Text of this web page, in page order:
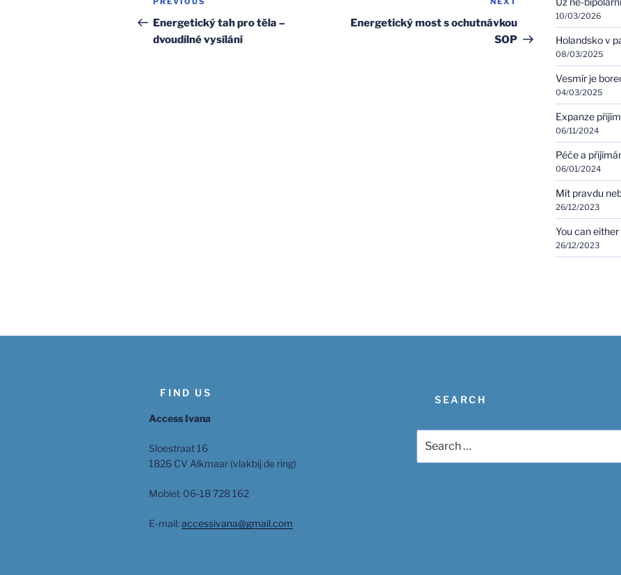
navigation
Previous
Post
Energetický tah pro těla –
dvoudílné vysílání
Post
Energetický most s ochutnávkou
SOP
10/03/2026
Holandsko v
08/03/2025
Vesmír je
04/03/2025
Expanze
06/11/2024
Péče a
06/01/2024
Mít pravdu
26/12/2023
You can
26/12/2023
FIND US
Access Ivana
Sloestraat 16
1826 CV Alkmaar (vlakbij de ring)
Mobiel: 06-18 728 162
E-mail: accessivana@gmail.com
SEARCH
for: